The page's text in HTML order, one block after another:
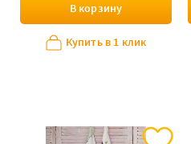
В корзину
Купить в 1 клик